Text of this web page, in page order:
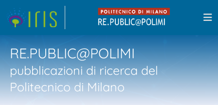
RE.PUBLIC@POLIMI
pubblicazioni di ricerca del
Politecnico di Milano